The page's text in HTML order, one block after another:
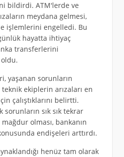
bildirdi. ATM'lerde ve
meydana gelmesi,
işlemlerini engelledi. Bu
hayatta ihtiyaç
transferlerini
yaşanan sorunların
ekiplerin arızaları en
çalıştıklarını belirtti.
sık sık tekrar
olması, bankanın
endişeleri arttırdı.
henüz tam olarak